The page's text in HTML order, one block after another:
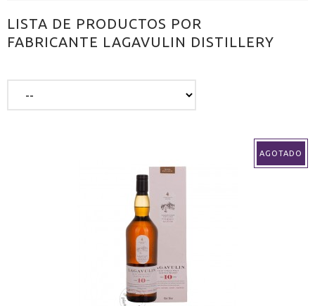
LISTA DE PRODUCTOS POR
FABRICANTE LAGAVULIN DISTILLERY
AGOTADO